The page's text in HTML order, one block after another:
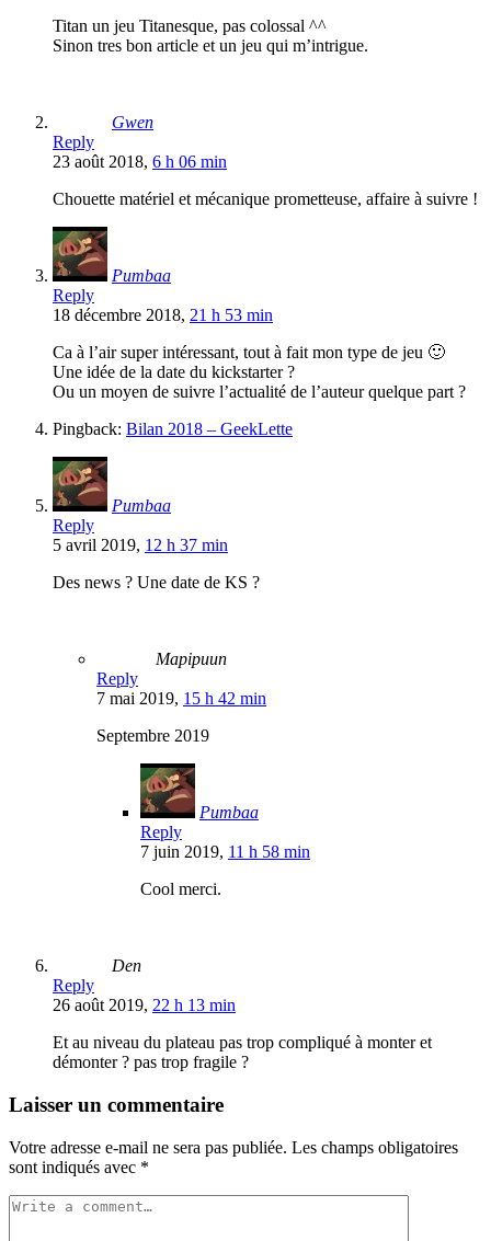
Titan un jeu Titanesque, pas colossal ^^
Sinon tres bon article et un jeu qui m’intrigue.
Gwen
Reply
23 août 2018, 6 h 06 min
Chouette matériel et mécanique prometteuse, affaire à suivre !
Pumbaa
Reply
18 décembre 2018, 21 h 53 min
Ca à l’air super intéressant, tout à fait mon type de jeu 🙂
Une idée de la date du kickstarter ?
Ou un moyen de suivre l’actualité de l’auteur quelque part ?
Pingback: Bilan 2018 – GeekLette
Pumbaa
Reply
5 avril 2019, 12 h 37 min
Des news ? Une date de KS ?
Mapipuun
Reply
7 mai 2019, 15 h 42 min
Septembre 2019
Pumbaa
Reply
7 juin 2019, 11 h 58 min
Cool merci.
Den
Reply
26 août 2019, 22 h 13 min
Et au niveau du plateau pas trop compliqué à monter et
démonter ? pas trop fragile ?
Laisser un commentaire
Votre adresse e-mail ne sera pas publiée. Les champs obligatoires
sont indiqués avec *